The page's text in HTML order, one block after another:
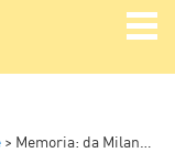
> Memoria: da Milano un treno di 700 persone verso Auschwitz con mons. Zuppi e Guccini